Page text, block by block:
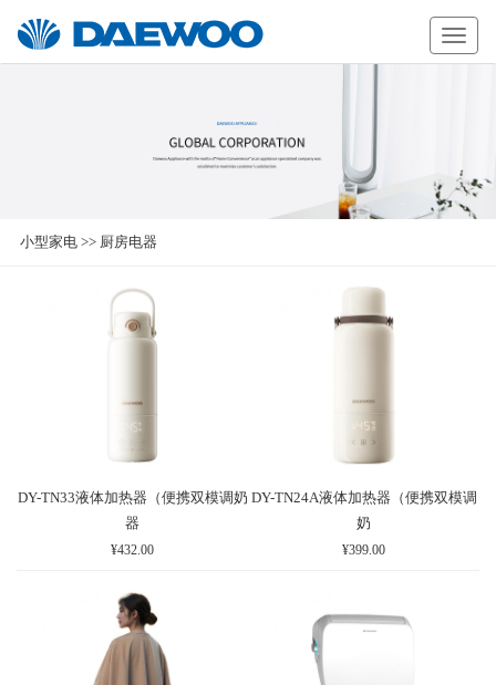
小型家电 >> 厨房电器
DY-TN33液体加热器（便携双模调奶
器
¥432.00
DY-TN24A液体加热器（便携双模调
奶
¥399.00